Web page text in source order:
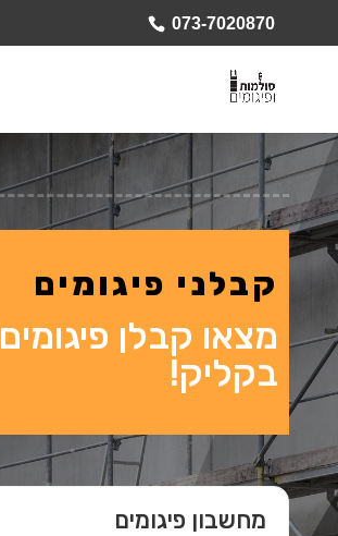
073-7020870
קבלני פיגומים
מצאו קבלן פיגומים
בקליק!
מחשבון פיגומים